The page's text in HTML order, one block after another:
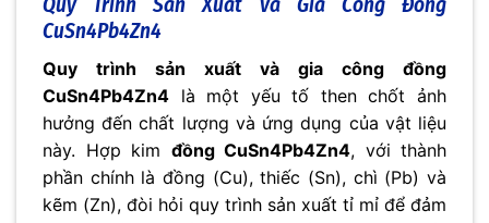
CuSn4Pb4Zn4
Quy trình sản xuất và gia công đồng
CuSn4Pb4Zn4 là một yếu tố then chốt ảnh
hưởng đến chất lượng và ứng dụng của vật liệu
này. Hợp kim đồng CuSn4Pb4Zn4, với thành
phần chính là đồng (Cu), thiếc (Sn), chì (Pb) và
kẽm (Zn), đòi hỏi quy trình sản xuất tỉ mỉ để đảm